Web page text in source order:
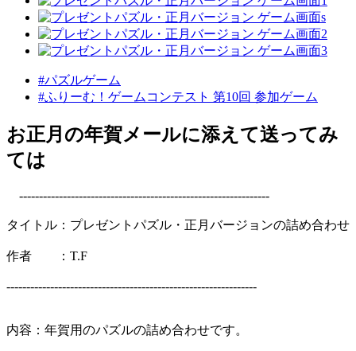
#パズルゲーム
#ふりーむ！ゲームコンテスト 第10回 参加ゲーム
お正月の年賀メールに添えて送ってみ
ては
---------------------------------------------------------------
タイトル：プレゼントパズル・正月バージョンの詰め合わせ
作者 ：T.F
---------------------------------------------------------------
内容：年賀用のパズルの詰め合わせです。